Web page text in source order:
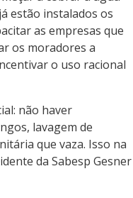
estão instalados os
as empresas que
os moradores a
o uso racional
não haver
lavagem de
que vaza. Isso na
da Sabesp Gesner